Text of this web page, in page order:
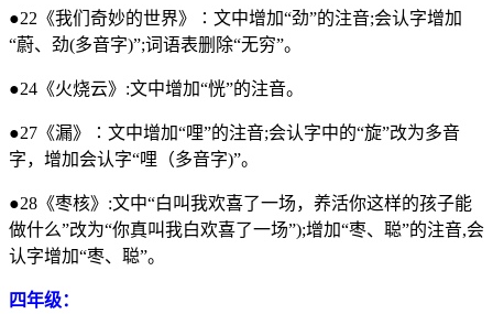
●22《我们奇妙的世界》∶文中增加“劲”的注音;会认字增加
“蔚、劲(多音字)”;词语表删除“无穷”。
●24《火烧云》:文中增加“恍”的注音。
●27《漏》∶文中增加“哩”的注音;会认字中的“旋”改为多音
字，增加会认字“哩（多音字)”。
●28《枣核》:文中“白叫我欢喜了一场，养活你这样的孩子能
做什么”改为“你真叫我白欢喜了一场”);增加“枣、聪”的注音,会
认字增加“枣、聪”。
四年级：